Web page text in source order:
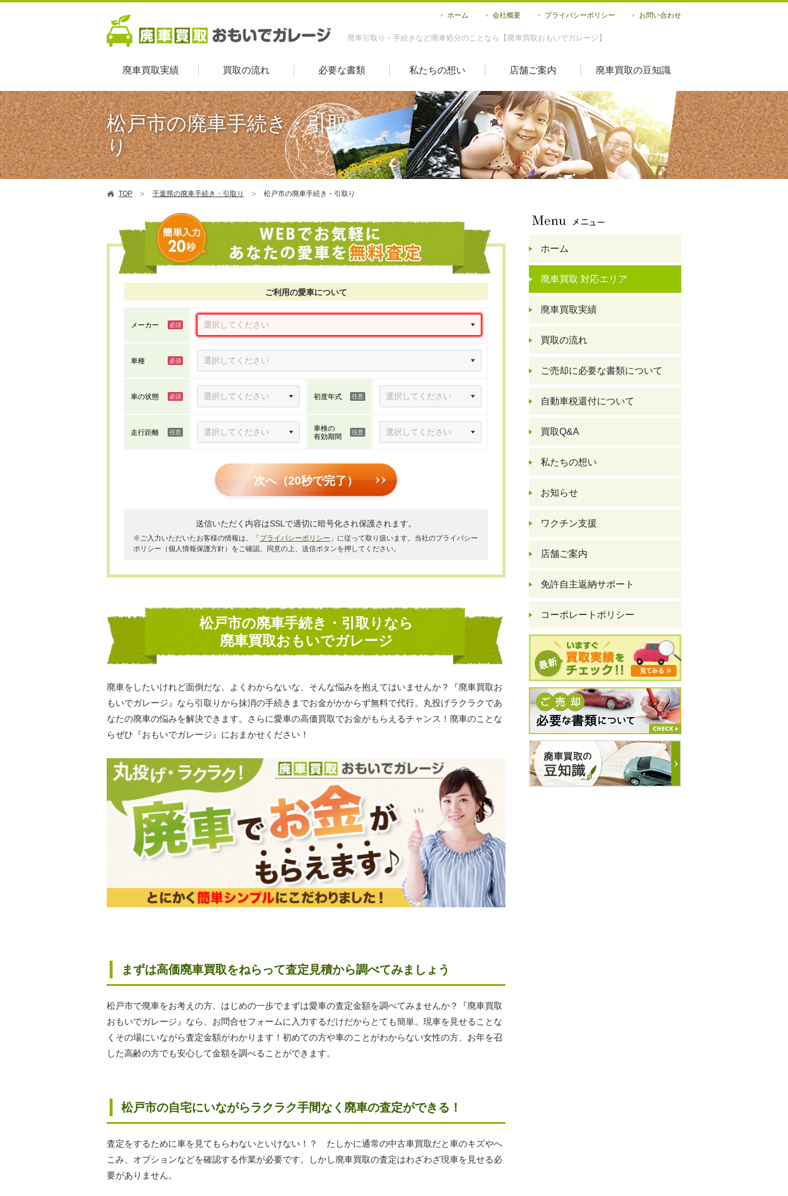
廃車引取り・手続きなど廃車処分のことなら【廃車買取おもいでガレージ】
ホーム 会社概要 プライバシーポリシー お問い合わせ
廃車買取実績 買取の流れ 必要な書類 私たちの想い 店舗ご案内 廃車買取の豆知識
松戸市の廃車手続き・引取
り
TOP 千葉県の廃車手続き・引取り 松戸市の廃車手続き・引取り
ご利用の愛車について
メーカー
車種
車の状態 初度年式
走行距離
車検の
有効期間
次へ（20秒で完了）
送信いただく内容はSSLで適切に暗号化され保護されます。
※ご入力いただいたお客様の情報は、「 プライバシーポリシー 」に従って取り扱います。当社のプライバシー
ポリシー（個人情報保護方針）をご確認、同意の上、送信ボタンを押してください。
松戸市の廃車手続き・引取りなら
廃車買取おもいでガレージ
廃車をしたいけれど面倒だな、よくわからないな、そんな悩みを抱えてはいませんか？『廃車買取お
もいでガレージ』なら引取りから抹消の手続きまでお金がかからず無料で代行。丸投げラクラクであ
なたの廃車の悩みを解決できます。さらに愛車の高価買取でお金がもらえるチャンス！廃車のことな
らぜひ『おもいでガレージ』におまかせください！
まずは高価廃車買取をねらって査定見積から調べてみましょう
松戸市で廃車をお考えの方、はじめの一歩でまずは愛車の査定金額を調べてみませんか？『廃車買取
おもいでガレージ』なら、お問合せフォームに入力するだけだからとても簡単。現車を見せることな
くその場にいながら査定金額がわかります！初めての方や車のことがわからない女性の方、お年を召
した高齢の方でも安心して金額を調べることができます。
松戸市の自宅にいながらラクラク手間なく廃車の査定ができる！
査定をするために車を見てもらわないといけない！？ たしかに通常の中古車買取だと車のキズやへ
こみ、オプションなどを確認する作業が必要です。しかし廃車買取の査定はわざわざ現車を見せる必
要がありません。
ホーム
廃車買取 対応エリア
廃車買取実績
買取の流れ
ご売却に必要な書類について
自動車税還付について
買取Q&A
私たちの想い
お知らせ
ワクチン支援
店舗ご案内
免許自主返納サポート
コーポレートポリシー